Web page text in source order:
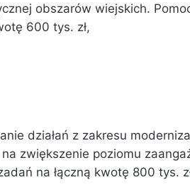
obszarów wiejskich.
600 tys. zł,
działań z zakresu
zwiększenie poziomu
na łączną kwotę 800 tys.